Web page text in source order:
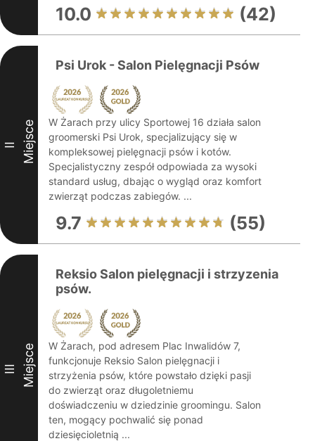
10.0 (42)
II Miejsce
Psi Urok - Salon Pielęgnacji Psów
W Żarach przy ulicy Sportowej 16 działa salon
groomerski Psi Urok, specjalizujący się w
kompleksowej pielęgnacji psów i kotów.
Specjalistyczny zespół odpowiada za wysoki
standard usług, dbając o wygląd oraz komfort
zwierząt podczas zabiegów. ...
9.7 (55)
III Miejsce
Reksio Salon pielęgnacji i strzyzenia
psów.
W Żarach, pod adresem Plac Inwalidów 7,
funkcjonuje Reksio Salon pielęgnacji i
strzyżenia psów, które powstało dzięki pasji
do zwierząt oraz długoletniemu
doświadczeniu w dziedzinie groomingu. Salon
ten, mogący pochwalić się ponad
dziesięcioletnią ...